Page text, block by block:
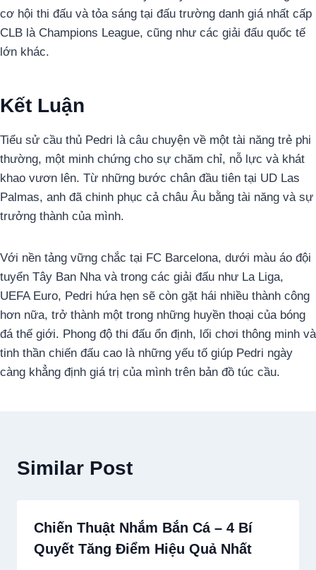
cơ hội thi đấu và tỏa sáng tại đấu trường danh giá nhất cấp
CLB là Champions League, cũng như các giải đấu quốc tế
lớn khác.
Kết Luận
Tiểu sử cầu thủ Pedri là câu chuyện về một tài năng trẻ phi
thường, một minh chứng cho sự chăm chỉ, nỗ lực và khát
khao vươn lên. Từ những bước chân đầu tiên tại UD Las
Palmas, anh đã chinh phục cả châu Âu bằng tài năng và sự
trưởng thành của mình.
Với nền tảng vững chắc tại FC Barcelona, dưới màu áo đội
tuyển Tây Ban Nha và trong các giải đấu như La Liga,
UEFA Euro, Pedri hứa hẹn sẽ còn gặt hái nhiều thành công
hơn nữa, trở thành một trong những huyền thoại của bóng
đá thế giới. Phong độ thi đấu ổn định, lối chơi thông minh và
tinh thần chiến đấu cao là những yếu tố giúp Pedri ngày
càng khẳng định giá trị của mình trên bản đồ túc cầu.
Similar Post
Chiến Thuật Nhắm Bắn Cá – 4 Bí
Quyết Tăng Điểm Hiệu Quả Nhất